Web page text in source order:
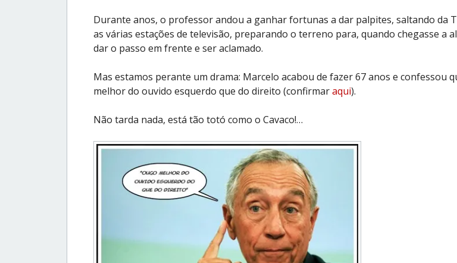
Durante anos, o professor andou a ganhar fortunas a dar palpites, saltando da
as várias estações de televisão, preparando o terreno para, quando chegasse a
dar o passo em frente e ser aclamado.
Mas estamos perante um drama: Marcelo acabou de fazer 67 anos e confessou
melhor do ouvido esquerdo que do direito (confirmaraqui).
Não tarda nada, está tão totó como o Cavaco!…